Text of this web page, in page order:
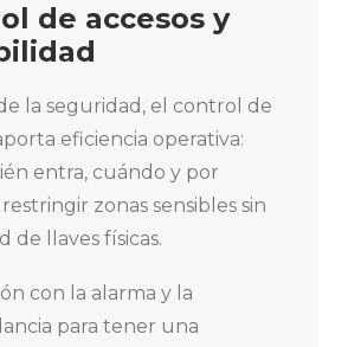
de accesos y
la seguridad, el control de
eficiencia operativa:
entra, cuándo y por
zonas sensibles sin
de llaves físicas.
con la alarma y la
para tener una